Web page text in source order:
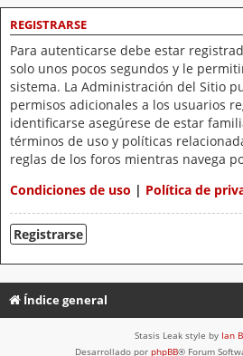
REGISTRARSE
Para autenticarse debe estar
solo unos pocos segundos y le
sistema. La Administración del Sitio
permisos adicionales a los usuarios
identificarse asegúrese de estar
términos de uso y políticas
reglas de los foros mientras navega
Condiciones de uso | Política de
Registrarse
Índice general
Stasis Leak style by Ian
Desarrollado por phpBB® Forum